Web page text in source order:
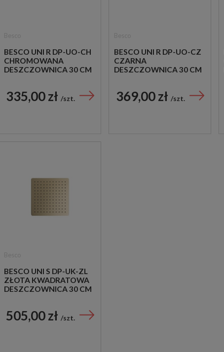
BESCO UNI R DP-UO-CH
CHROMOWANA
DESZCZOWNICA 30 CM
335,00 zł szt.
BESCO UNI R DP-UO-CZ
CZARNA
DESZCZOWNICA 30 CM
369,00 zł szt.
BESCO UNI S DP-UK-ZL
ZŁOTA KWADRATOWA
DESZCZOWNICA 30 CM
505,00 zł szt.